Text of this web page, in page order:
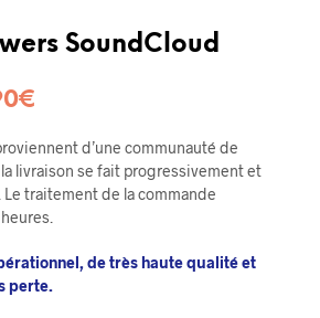
SoundCloud
€
d’une communauté de
livraison se fait progressivement et
traitement de la commande
de très haute qualité et
perte.